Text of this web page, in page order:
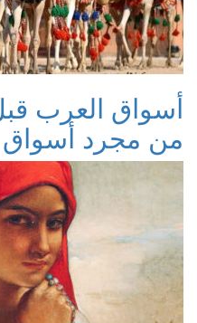
أسواق العرب
من مجرد أسواق 2\2